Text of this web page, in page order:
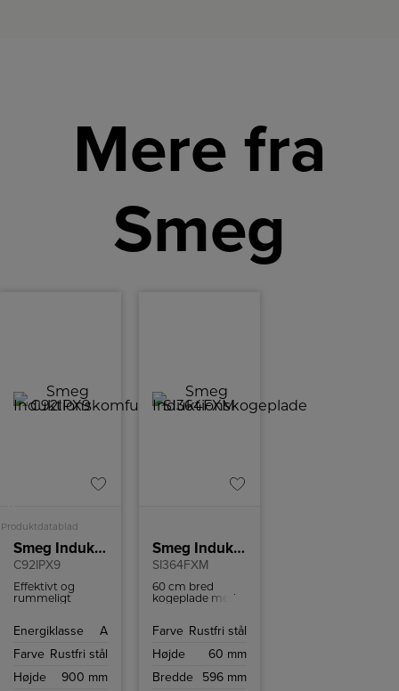
Mere fra
Smeg
Produktdatablad
Smeg Induktionskomfur
C92IPX9
Effektivt og
rummeligt
kogezoner og to
Energiklasse
A
Farve Rustfri stål
Højde
900 mm
Smeg Induktionskogeplade
SI364FXM
60 cm bred
kogeplade med
effektiv
Farve Rustfri stål
Højde
60 mm
Bredde
596 mm